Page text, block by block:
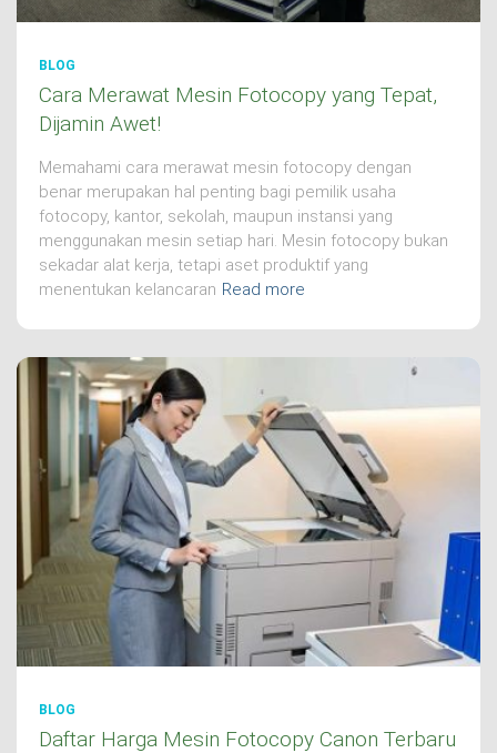
BLOG
Cara Merawat Mesin Fotocopy yang Tepat,
Dijamin Awet!
Memahami cara merawat mesin fotocopy dengan
benar merupakan hal penting bagi pemilik usaha
fotocopy, kantor, sekolah, maupun instansi yang
menggunakan mesin setiap hari. Mesin fotocopy bukan
sekadar alat kerja, tetapi aset produktif yang
menentukan kelancaran Read more
BLOG
Daftar Harga Mesin Fotocopy Canon Terbaru